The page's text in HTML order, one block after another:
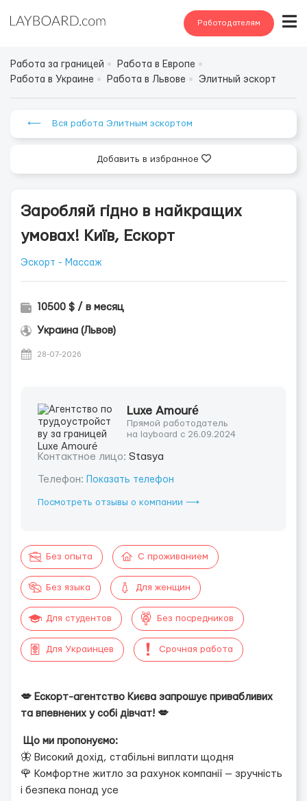
Работодателям
Работа за границей
Работа в Европе
Работа в Украине
Работа в Львове Элитный эскорт
⟵ Вся работа Элитным эскортом
Добавить в избранное
Заробляй гідно в найкращих
умовах! Київ, Ескорт
Эскорт - Массаж
10500 $ / в месяц
Украина (Львов)
28-07-2026
Luxe Amouré
Прямой работодатель
на layboard с 26.09.2024
Контактное лицо: Stasya
Телефон: Показать телефон
Посмотреть отзывы о компании ⟶
Без опыта С проживанием
Без языка Для женщин
Для студентов Без посредников
Для Украинцев Срочная работа
💋 Ескорт-агентство Києва запрошує привабливих
та впевнених у собі дівчат! 💋
Що ми пропонуємо:
🦋 Високий дохід, стабільні виплати щодня
🌹 Комфортне житло за рахунок компанії — зручність
і безпека понад усе